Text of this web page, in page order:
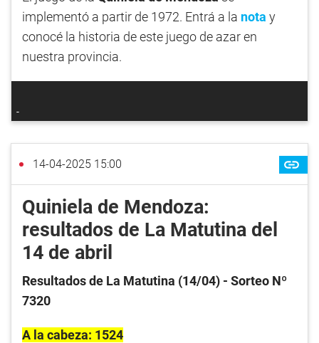
implementó a partir de 1972. Entrá a la nota y
conocé la historia de este juego de azar en
nuestra provincia.
14-04-2025 15:00
Quiniela de Mendoza:
resultados de La Matutina del
14 de abril
Resultados de La Matutina (14/04) - Sorteo Nº
7320
A la cabeza: 1524